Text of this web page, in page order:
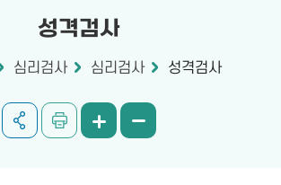
성격검사
심리검사 심리검사 성격검사